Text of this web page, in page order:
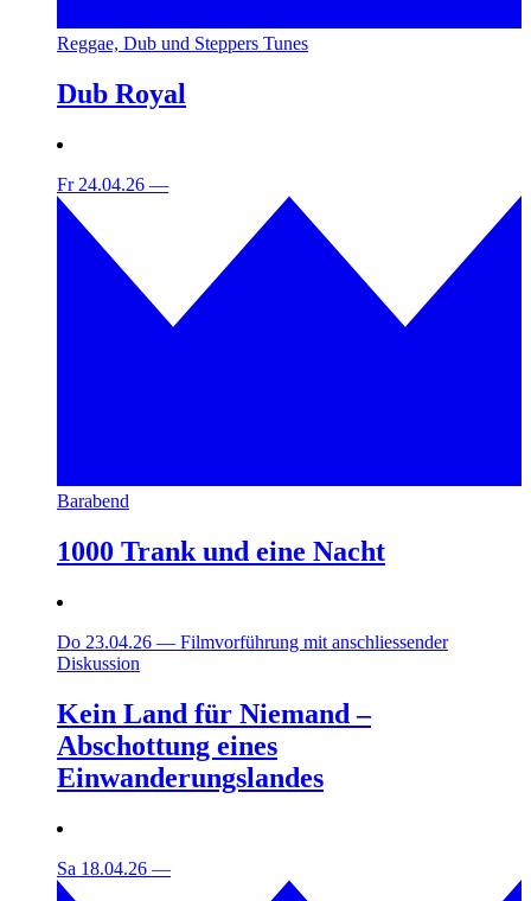
Reggae, Dub und Steppers Tunes
Dub Royal
Fr 24.04.26 —
Barabend
1000 Trank und eine Nacht
Do 23.04.26 — Filmvorführung mit anschliessender
Diskussion
Kein Land für Niemand –
Abschottung eines
Einwanderungslandes
Sa 18.04.26 —